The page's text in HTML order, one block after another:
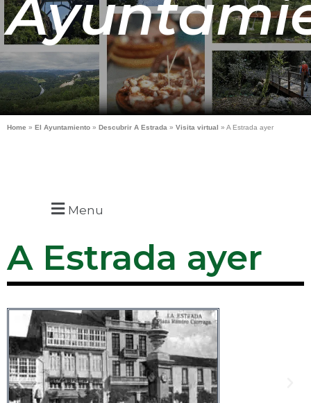
Home » El Ayuntamiento » Descubrir A Estrada » Visita virtual » A Estrada ayer
Menu
A Estrada ayer